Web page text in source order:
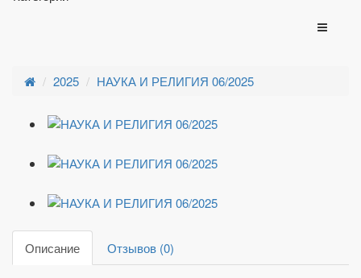
2025 НАУКА И РЕЛИГИЯ 06/2025
Описание Отзывов (0)